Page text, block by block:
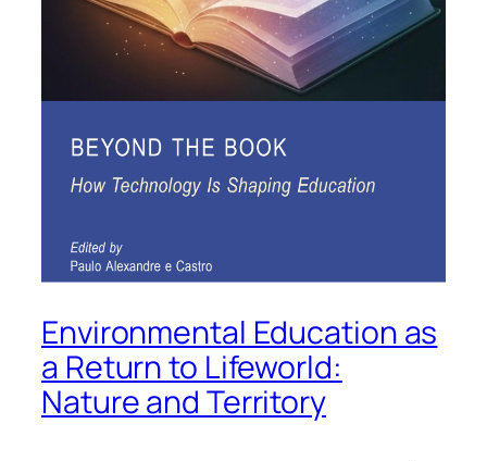
Environmental Education as
a Return to Lifeworld:
Nature and Territory